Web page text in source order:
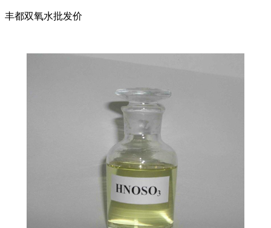
丰都双氧水批发价